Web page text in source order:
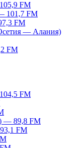
FM
101,7 FM
FM
— Алания)
FM
FM
— 89,8 FM
FM